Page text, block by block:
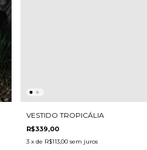
VESTIDO TROPICÁLIA
R$339,00
3 x de R$113,00 sem juros